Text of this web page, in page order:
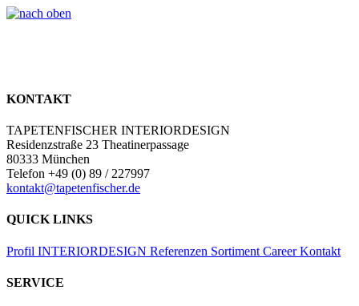
KONTAKT
TAPETENFISCHER INTERIORDESIGN
Residenzstraße 23 Theatinerpassage
80333 München
Telefon +49 (0) 89 / 227997
kontakt@tapetenfischer.de
QUICK LINKS
Profil INTERIORDESIGN Referenzen Sortiment CareerKontakt
SERVICE